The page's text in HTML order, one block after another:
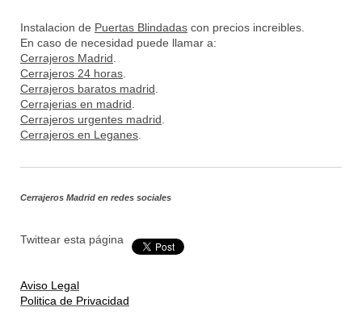
Instalacion de Puertas Blindadas con precios increibles.
En caso de necesidad puede llamar a:
Cerrajeros Madrid
Cerrajeros 24 horas
Cerrajeros baratos madrid
Cerrajerias en madrid
Cerrajeros urgentes madrid
Cerrajeros en Leganes
Cerrajeros Madrid en redes sociales
Twittear esta página
Aviso Legal
Politica de Privacidad